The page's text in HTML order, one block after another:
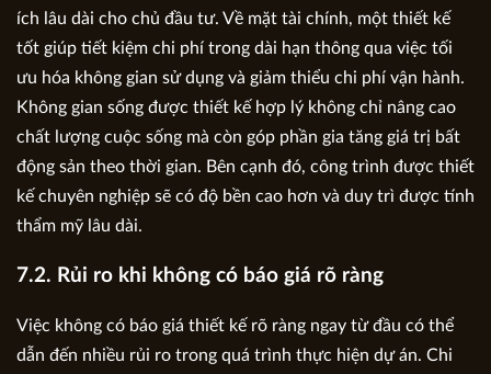
ích lâu dài cho chủ đầu tư. Về mặt tài chính, một thiết kế
tốt giúp tiết kiệm chi phí trong dài hạn thông qua việc tối
ưu hóa không gian sử dụng và giảm thiểu chi phí vận hành.
Không gian sống được thiết kế hợp lý không chỉ nâng cao
chất lượng cuộc sống mà còn góp phần gia tăng giá trị bất
động sản theo thời gian. Bên cạnh đó, công trình được thiết
kế chuyên nghiệp sẽ có độ bền cao hơn và duy trì được tính
thẩm mỹ lâu dài.
7.2. Rủi ro khi không có báo giá rõ ràng
Việc không có báo giá thiết kế rõ ràng ngay từ đầu có thể
dẫn đến nhiều rủi ro trong quá trình thực hiện dự án. Chi